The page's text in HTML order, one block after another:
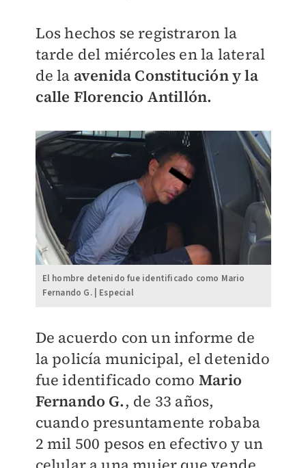
Los hechos se registraron la
tarde del miércoles en la lateral
de la avenida Constitución y la
calle Florencio Antillón.
El hombre detenido fue identificado como Mario
Fernando G. | Especial
De acuerdo con un informe de
la policía municipal, el detenido
fue identificado como Mario
Fernando G., de 33 años,
cuando presuntamente robaba
2 mil 500 pesos en efectivo y un